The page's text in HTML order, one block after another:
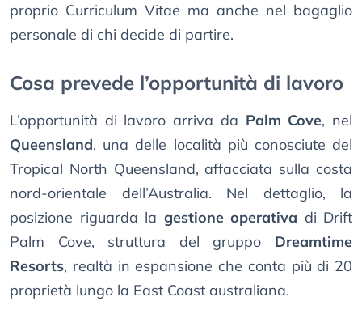
proprio Curriculum Vitae ma anche nel bagaglio
personale di chi decide di partire.
Cosa prevede l’opportunità di lavoro
L’opportunità di lavoro arriva da Palm Cove, nel
Queensland, una delle località più conosciute del
Tropical North Queensland, affacciata sulla costa
nord-orientale dell’Australia. Nel dettaglio, la
posizione riguarda la gestione operativa di Drift
Palm Cove, struttura del gruppo Dreamtime
Resorts, realtà in espansione che conta più di 20
proprietà lungo la East Coast australiana.